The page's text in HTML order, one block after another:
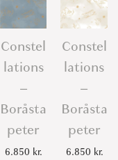
Constel
lations
–
Boråsta
peter
6.850 kr.
Constel
lations
–
Boråsta
peter
6.850 kr.